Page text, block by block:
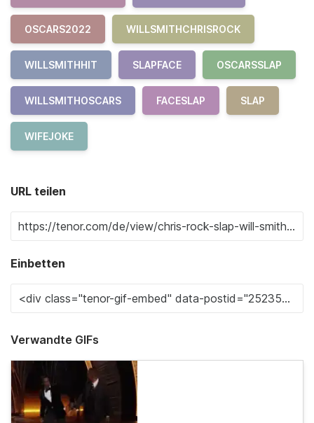
OSCARS2022 WILLSMITHCHRISROCK
WILLSMITHHIT SLAPFACE OSCARSSLAP
WILLSMITHOSCARS FACESLAP SLAP
WIFEJOKE
URL teilen
Einbetten
Verwandte GIFs